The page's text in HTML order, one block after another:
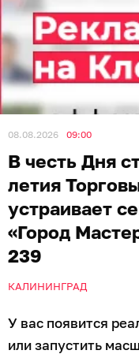
Наша территория
интерактивную
увлекательные
стильнойфотозоне